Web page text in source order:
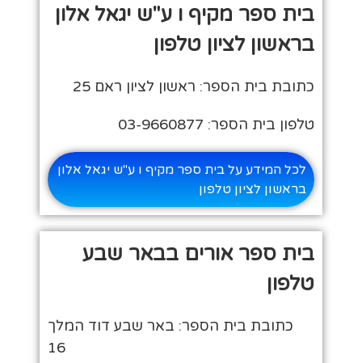
בית ספר מקיף ו ע"ש יגאל אלון
בראשון לציון טלפון
כתובת בית הספר: ראשון לציון ראם 25
טלפון בית הספר: 03-9660877
לכל המידע על בית ספר מקיף ו ע"ש יגאל אלון
בראשון לציון טלפון
בית ספר אורים בבאר שבע
טלפון
כתובת בית הספר: באר שבע דוד המלך
16